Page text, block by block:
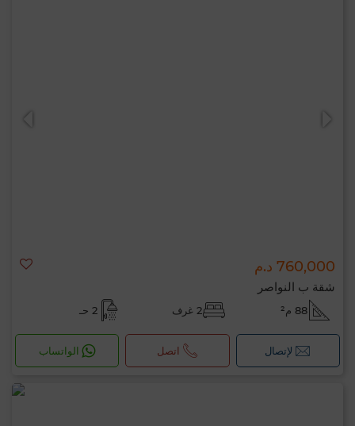
760,000 د.م
شقة ب النواصر
88 م² 2 غرف 2 حـ
لإتصال اتصل الواتساب